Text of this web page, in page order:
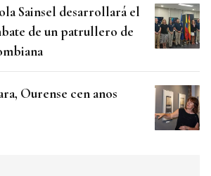
Sainsel desarrollará el
de un patrullero de
Ourense cen anos